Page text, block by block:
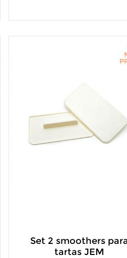
Set 2 smoothers
tartas JEM